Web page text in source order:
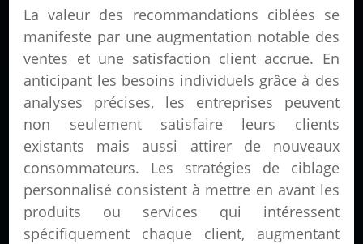
La valeur des recommandations ciblées se
manifeste par une augmentation notable des
ventes et une satisfaction client accrue. En
anticipant les besoins individuels grâce à des
analyses précises, les entreprises peuvent
non seulement satisfaire leurs clients
existants mais aussi attirer de nouveaux
consommateurs. Les stratégies de ciblage
personnalisé consistent à mettre en avant les
produits ou services qui intéressent
spécifiquement chaque client, augmentant